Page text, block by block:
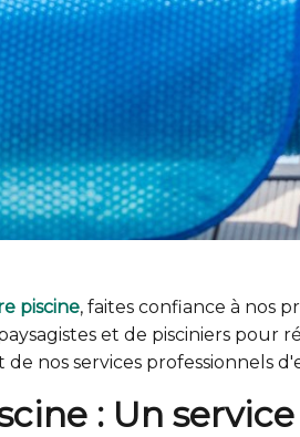
piscine, faites confiance à nos
et de pisciniers pour
nos services professionnels
: Un